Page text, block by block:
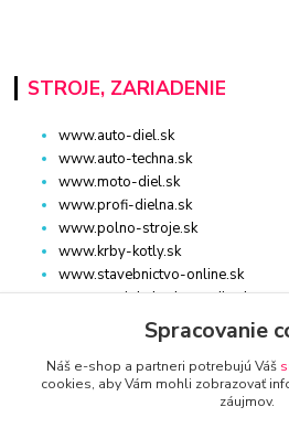
STROJE, ZARIADENIE
www.auto-diel.sk
www.auto-techna.sk
www.moto-diel.sk
www.profi-dielna.sk
www.polno-stroje.sk
www.krby-kotly.sk
www.stavebnictvo-online.sk
www.maxiobchod-naradie.sk
www.moto-prislusenstvo.sk
www.firemne-zariadenie.sk
www.nahradnediely.online
www.uni-zdrav.sk
Spracovanie
Náš e-shop a partneri potrebujú Váš
cookies, aby Vám mohli zobrazovať
záujmov.